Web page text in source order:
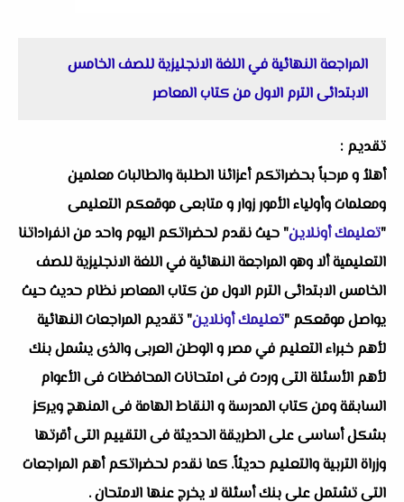
المراجعة النهائية في اللغة الانجليزية للصف الخامس
الابتدائى الترم الاول من كتاب المعاصر
تقديم :
أهلاُ و مرحباً بحضراتكم أعزائنا الطلبة والطالبات معلمين
ومعلمات وأولياء الأمور زوار و متابعى موقعكم التعليمى
"تعليمك أونلاين" حيث نقدم لحضراتكم اليوم واحد من انفراداتنا
التعليمية ألا وهو المراجعة النهائية في اللغة الانجليزية للصف
الخامس الابتدائى الترم الاول من كتاب المعاصر نظام حديث حيث
يواصل موقعكم "تعليمك أونلاين" تقديم المراجعات النهائية
لأهم خبراء التعليم في مصر و الوطن العربى والذى يشمل بنك
لأهم الأسئلة التى وردت فى امتحانات المحافظات فى الأعوام
السابقة ومن كتاب المدرسة و النقاط الهامة فى المنهج ويركز
بشكل أساسى على الطريقة الحديثة فى التقييم التى أقرتها
وزراة التربية والتعليم حديثاً. كما نقدم لحضراتكم أهم المراجعات
التى تشتمل على بنك أسئلة لا يخرج عنها الامتحان .